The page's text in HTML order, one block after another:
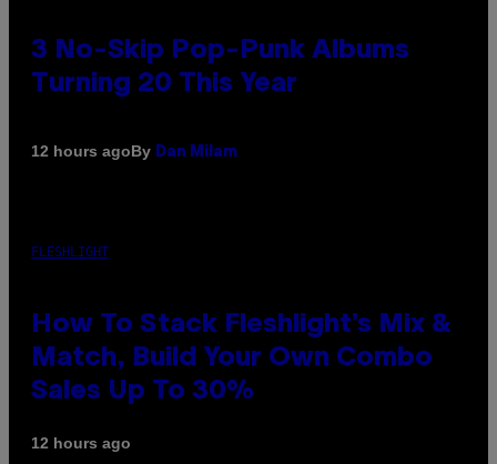
3 No-Skip Pop-Punk Albums
Turning 20 This Year
12 hours agoBy Dan Milam
FLESHLIGHT
How To Stack Fleshlight’s Mix &
Match, Build Your Own Combo
Sales Up To 30%
12 hours ago